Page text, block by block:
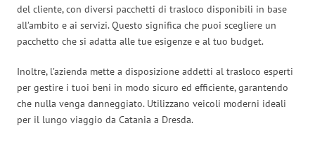
del cliente, con diversi pacchetti di trasloco disponibili in base
all’ambito e ai servizi. Questo significa che puoi scegliere un
pacchetto che si adatta alle tue esigenze e al tuo budget.
Inoltre, l’azienda mette a disposizione addetti al trasloco esperti
per gestire i tuoi beni in modo sicuro ed efficiente, garantendo
che nulla venga danneggiato. Utilizzano veicoli moderni ideali
per il lungo viaggio da Catania a Dresda.